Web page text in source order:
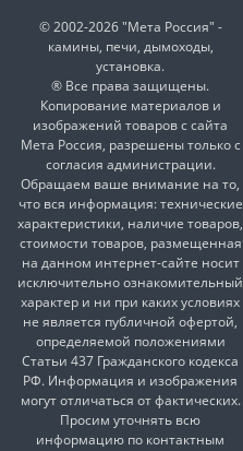
© 2002-2026 "Мета Россия" -
камины, печи, дымоходы,
установка.
® Все права защищены.
Копирование материалов и
изображений товаров с сайта
Мета Россия, разрешены только с
согласия администрации.
Обращаем ваше внимание на то,
что вся информация: технические
характеристики, наличие товаров,
стоимости товаров, размещенная
на данном интернет-сайте носит
исключительно ознакомительный
характер и ни при каких условиях
не является публичной офертой,
определяемой положениями
Статьи 437 Гражданского кодекса
РФ. Информация и изображения
могут отличаться от фактических.
Просим уточнять всю
информацию по контактным